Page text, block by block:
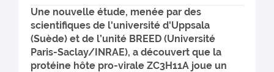
Une nouvelle étude, menée par des
scientifiques de l'université d'Uppsala
(Suède) et de l’unité BREED (Université
Paris-Saclay/INRAE), a découvert que la
protéine hôte pro-virale ZC3H11A joue un